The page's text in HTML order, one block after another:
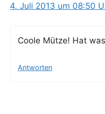
4. Juli 2013 um 08:50
Coo­le Müt­ze! Hat
Antworten